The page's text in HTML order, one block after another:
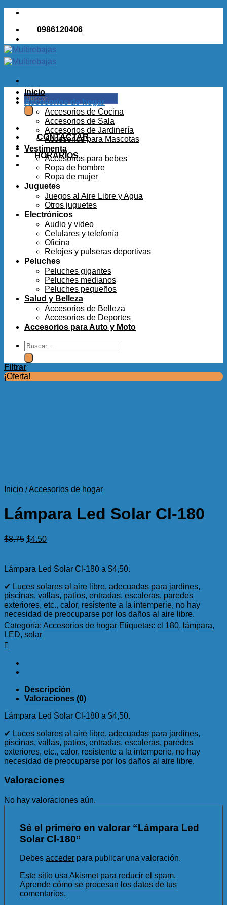
Saltar
contenido0986120406
Buscar
por:
CONTACTAR
HORARIOS
Inicio
Accesorios de hogar
Accesorios de Cocina
Accesorios de Sala
Accesorios de Jardinería
Accesorios para Mascotas
Vestimenta
Accesorios para bebes
Ropa de hombre
Ropa de mujer
Juguetes
Juegos al Aire Libre y Agua
Otros juguetes
Electrónicos
Audio y video
Celulares y telefonía
Oficina
Relojes y pulseras deportivas
Peluches
Peluches gigantes
Peluches medianos
Peluches pequeños
Salud y Belleza
Accesorios de Belleza
Accesorios de Deportes
Accesorios para Auto y Moto
Buscar
por:
Filtrar
¡Oferta!
Inicio /Accesorios de hogar
Lámpara Led Solar Cl-180
$8.75 El
era:
$4.50El
es:
Lámpara Led Solar Cl-180 a $4,50.
✔ Luces solares al aire libre, adecuadas para jardines,
piscinas, vallas, patios, entradas, escaleras, paredes
exteriores, etc., calor, resistente a la intemperie, no hay
necesidad de preocuparse por los daños al aire libre.
Categoría: Accesorios de hogar Etiquetas: cl 180, lámpara,
LED, solar
Descripción
Valoraciones (0)
Lámpara Led Solar Cl-180 a $4,50.
✔ Luces solares al aire libre, adecuadas para jardines,
piscinas, vallas, patios, entradas, escaleras, paredes
exteriores, etc., calor, resistente a la intemperie, no hay
necesidad de preocuparse por los daños al aire libre.
Valoraciones
No hay valoraciones aún.
Sé el primero en valorar “Lámpara Led
Solar Cl-180”
Debes acceder para publicar una valoración.
Este sitio usa Akismet para reducir el spam.
Aprende cómo se procesan los datos de tus
comentarios.